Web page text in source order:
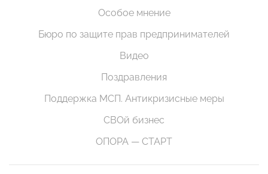
Особое мнение
Бюро по защите прав предпринимателей
Видео
Поздравления
Поддержка МСП. Антикризисные меры
СВОй бизнес
ОПОРА — СТАРТ